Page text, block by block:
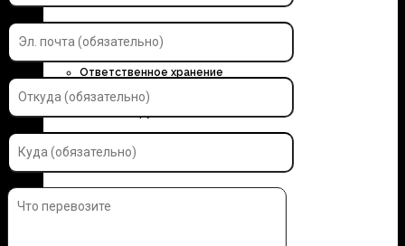
Автоэкспедирование
Ответственное хранение
Страхование грузов
ДОКУМЕНТЫ